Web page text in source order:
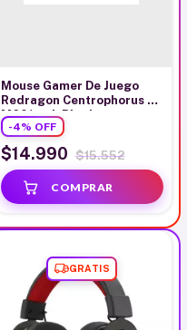
Mouse Gamer De Juego
Redragon Centrophorus 2
M601-rgb Black
-4% OFF
$14.990 $15.552
GRATIS